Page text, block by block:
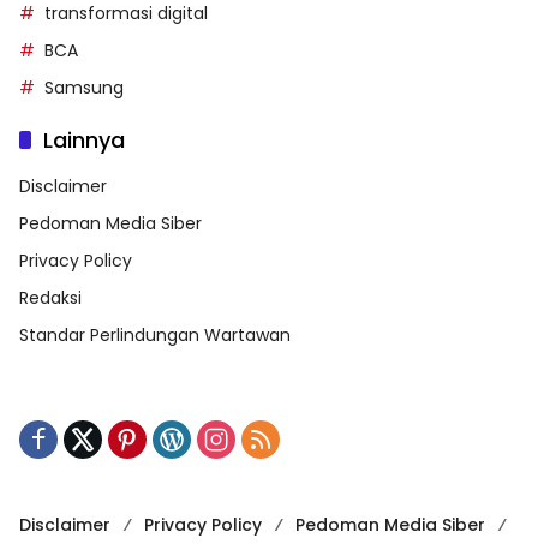
transformasi digital
BCA
Samsung
Lainnya
Disclaimer
Pedoman Media Siber
Privacy Policy
Redaksi
Standar Perlindungan Wartawan
Disclaimer Privacy Policy Pedoman Media Siber